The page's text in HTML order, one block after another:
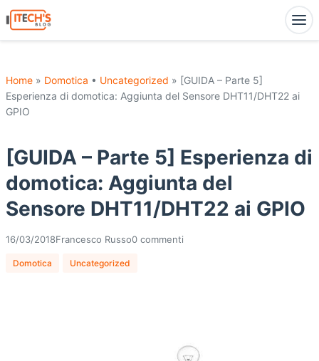
Home » Domotica • Uncategorized » [GUIDA – Parte 5]
Esperienza di domotica: Aggiunta del Sensore DHT11/DHT22 ai
GPIO
[GUIDA – Parte 5] Esperienza di
domotica: Aggiunta del
Sensore DHT11/DHT22 ai GPIO
16/03/2018Francesco Russo0 commenti
Domotica Uncategorized